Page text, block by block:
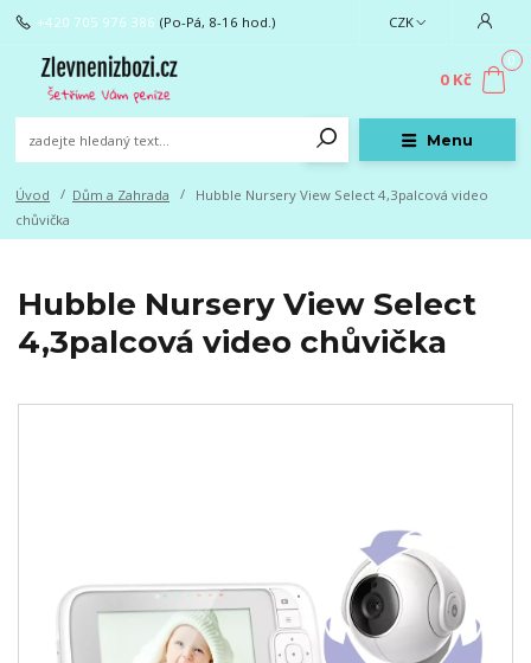
Menu
CZK
+420 705 976 386 (Po-Pá, 8-16 hod.)
0
0 Kč
Úvod Dům a Zahrada
Hubble Nursery View Select 4,3palcová video
chůvička
Hubble Nursery View Select
4,3palcová video chůvička